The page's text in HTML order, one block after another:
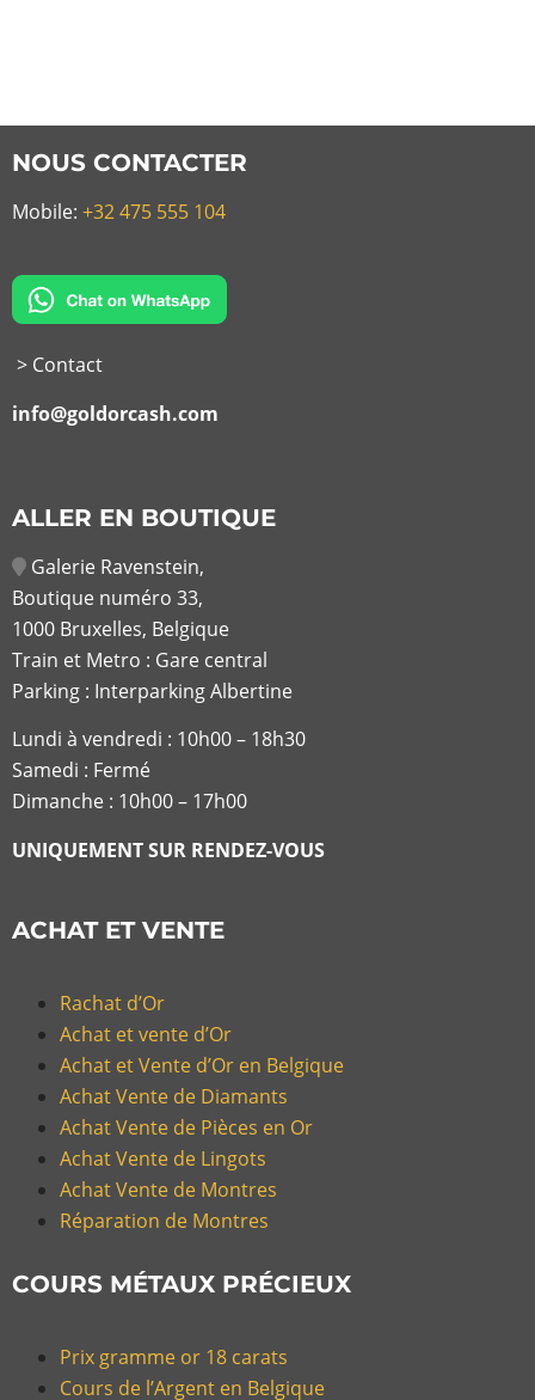
NOUS CONTACTER
Mobile: +32 475 555 104
> Contact
info@goldorcash.com
ALLER EN BOUTIQUE
Galerie Ravenstein,
Boutique numéro 33,
1000 Bruxelles, Belgique
Train et Metro : Gare central
Parking : Interparking Albertine
Lundi à vendredi : 10h00 – 18h30
Samedi : Fermé
Dimanche : 10h00 – 17h00
UNIQUEMENT SUR RENDEZ-VOUS
ACHAT ET VENTE
Rachat d’Or
Achat et vente d’Or
Achat et Vente d’Or en Belgique
Achat Vente de Diamants
Achat Vente de Pièces en Or
Achat Vente de Lingots
Achat Vente de Montres
Réparation de Montres
COURS MÉTAUX PRÉCIEUX
Prix gramme or 18 carats
Cours de l’Argent en Belgique